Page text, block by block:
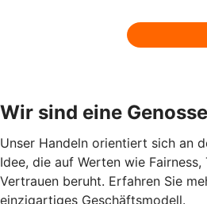
Wir sind eine
Unser Handeln orientiert sich an
Idee, die auf Werten wie Fairness,
Vertrauen beruht. Erfahren Sie
einzigartiges Geschäftsmodell.